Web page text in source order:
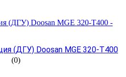
(ДГУ) Doosan MGE 320-Т400
(0)